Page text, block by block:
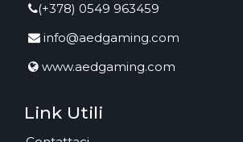
(+378) 0549 963459
info@aedgaming.com
www.aedgaming.com
Link Utili